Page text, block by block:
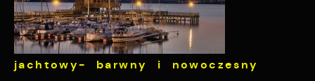
jachtowy- barwny i nowoczesny